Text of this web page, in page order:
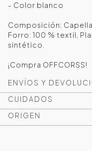
- Color blanco
Composición:
Forro: 100 % textil,
sintético.
¡Compra OFFCORSS!
ENVÍOS Y
CUIDADOS
ORIGEN